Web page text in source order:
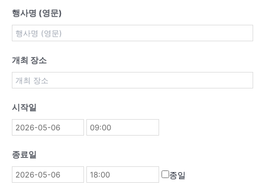
행사명 (영문)
개최 장소
시작일
종료일
종일